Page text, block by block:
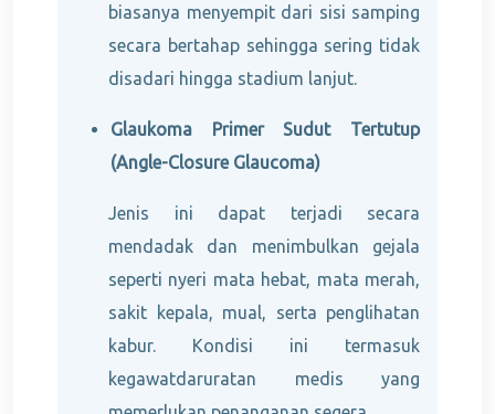
biasanya menyempit dari sisi samping
secara bertahap sehingga sering tidak
disadari hingga stadium lanjut.
Glaukoma Primer Sudut Tertutup
(Angle-Closure Glaucoma)
Jenis ini dapat terjadi secara
mendadak dan menimbulkan gejala
seperti nyeri mata hebat, mata merah,
sakit kepala, mual, serta penglihatan
kabur. Kondisi ini termasuk
kegawatdaruratan medis yang